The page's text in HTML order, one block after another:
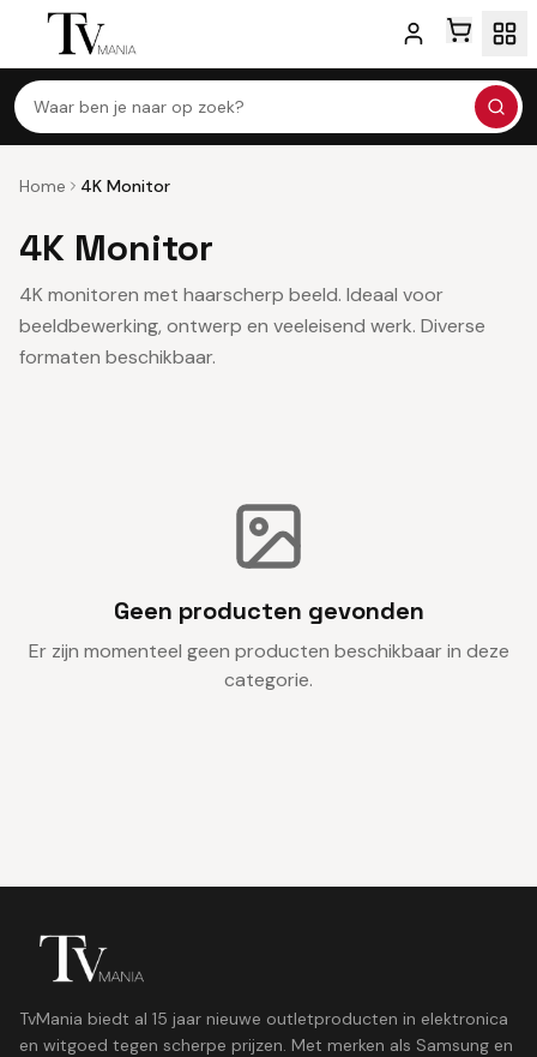
Waar ben je naar op zoek?
Home 4K Monitor
4K Monitor
4K monitoren met haarscherp beeld. Ideaal voor
beeldbewerking, ontwerp en veeleisend werk. Diverse
formaten beschikbaar.
Geen producten gevonden
Er zijn momenteel geen producten beschikbaar in deze
categorie.
TvMania biedt al 15 jaar nieuwe outletproducten in elektronica
en witgoed tegen scherpe prijzen. Met merken als Samsung en